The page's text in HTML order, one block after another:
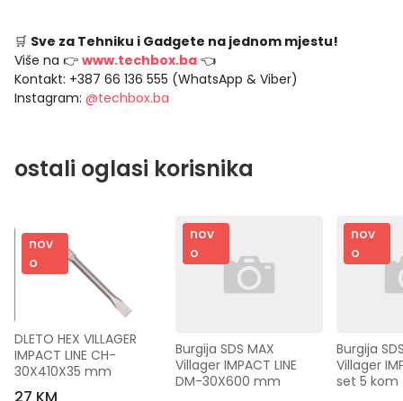
🛒 Sve za Tehniku i Gadgete na jednom mjestu!
Više na 👉 www.techbox.ba 👈
Kontakt: +387 66 136 555 (WhatsApp & Viber)
Instagram: @techbox.ba
ostali oglasi korisnika
nov
o
DLETO HEX VILLAGER
IMPACT LINE CH-
30X410X35 mm
nov
o
Burgija SDS MAX
Villager IMPACT LINE
DM-30X600 mm
nov
o
Burgija
Villager
set 5 kom